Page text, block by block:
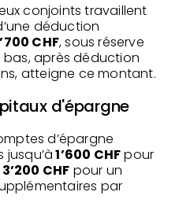
conjoints travaillent
déduction
CHF, sous réserve
bas, après déduction
atteigne ce montant.
d'épargne
d’épargne
1’600 CHFpour
3’200 CHF pour un
par